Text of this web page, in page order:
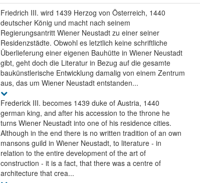
Friedrich III. wird 1439 Herzog von Österreich, 1440
deutscher König und macht nach seinem
Regierungsantritt Wiener Neustadt zu einer seiner
Residenzstädte. Obwohl es letztlich keine schriftliche
Überlieferung einer eigenen Bauhütte in Wiener Neustadt
gibt, geht doch die Literatur in Bezug auf die gesamte
baukünstlerische Entwicklung damalig von einem Zentrum
aus, das um Wiener Neustadt entstanden...
Frederick III. becomes 1439 duke of Austria, 1440
german king, and after his accession to the throne he
turns Wiener Neustadt into one of his residence cities.
Although in the end there is no written tradition of an own
mansons guild in Wiener Neustadt, to literature - in
relation to the entire development of the art of
construction - it is a fact, that there was a centre of
architecture that crea...